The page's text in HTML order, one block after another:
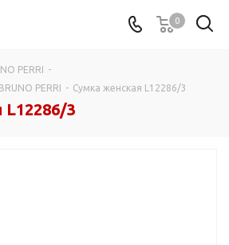
0
PERRI -
PERRI - Сумка женская L12286/3
L12286/3